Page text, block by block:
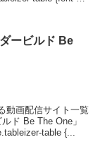
ービルド Be
動画配信サイト一覧
ド Be The One」
table {...